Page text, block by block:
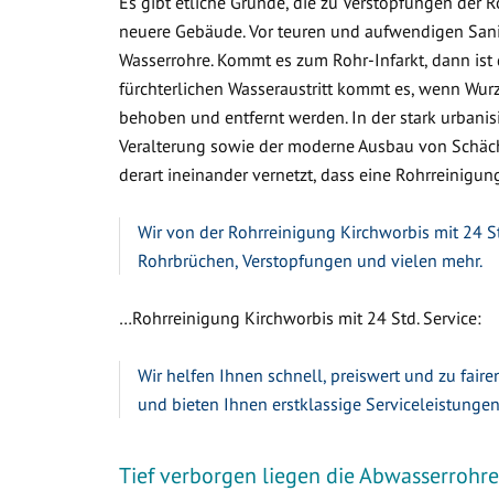
neuere Gebäude. Vor teuren und aufwendigen
Wasserrohre. Kommt es zum Rohr-Infarkt, dann
fürchterlichen Wasseraustritt kommt es, wenn
behoben und entfernt werden. In der stark
Veralterung sowie der moderne Ausbau von
derart ineinander vernetzt, dass eine
Wir von der Rohrreinigung Kirchworbis mit 24
Rohrbrüchen, Verstopfungen und vielen mehr.
…Rohrreinigung Kirchworbis mit 24 Std. Service:
Wir helfen Ihnen schnell, preiswert und zu
und bieten Ihnen erstklassige
Tief verborgen liegen die Abwasserrohre